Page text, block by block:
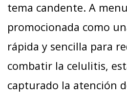
tema candente. A
promocionada como
rápida y sencilla para
combatir la celulitis,
capturado la atención